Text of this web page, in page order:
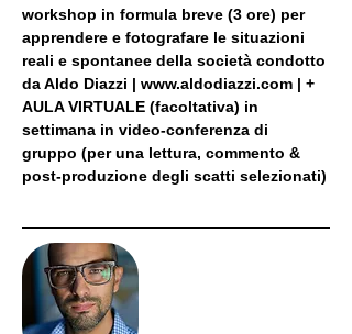
workshop in formula breve (3 ore) per
apprendere e fotografare le situazioni
reali e spontanee della società condotto
da Aldo Diazzi | www.aldodiazzi.com | +
AULA VIRTUALE (facoltativa) in
settimana in video-conferenza di
gruppo (per una lettura, commento &
post-produzione degli scatti selezionati)